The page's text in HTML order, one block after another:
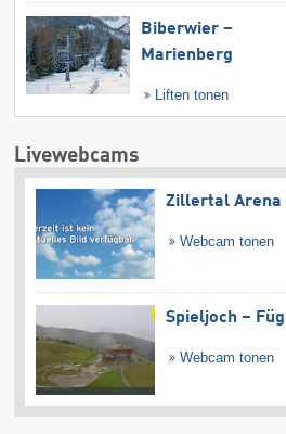
Biberwier –
Marienberg
Liften tonen
Livewebcams
Zillertal Arena
Webcam tonen
Spieljoch –
Webcam tonen